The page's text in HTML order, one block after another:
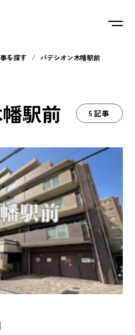
を探す パデシオン木幡駅前
駅前 5記事